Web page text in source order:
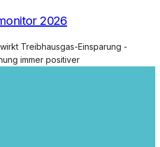
2026
Treibhausgas-Einsparung -
immer positiver